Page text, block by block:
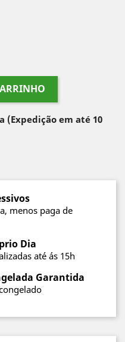
(Expedição em até 10
menos paga de
Dia
até ás 15h
Garantida